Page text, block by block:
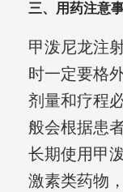
三、用药注意
甲泼尼龙注
时一定要格
剂量和疗程
般会根据患
长期使用甲
激素类药物